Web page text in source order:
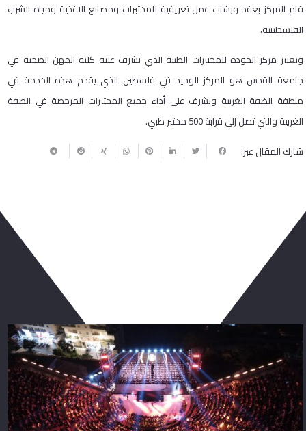
قام المركز بعقد ورشات عمل تعريفية للمختبرات ومصانع الاغذية ومياه الشرب
الفلسطينية.
ويعتبر مركز الجودة للمختبرات الطبية الذي تشرف عليه كلية المهن الصحية في
جامعة القدس هو المركز الوحيد في فلسطين الذي يقدم هذه الخدمة في
منطقة الضفة الغربية ويشرف على أداء جميع المختبرات المرخصة في الضفة
الغربية والتي تصل إلى قرابة 500 مختبر طبي.
شارك المقال عبر: